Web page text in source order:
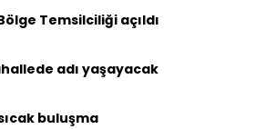
Temsilciliği açıldı
adı yaşayacak
buluşma